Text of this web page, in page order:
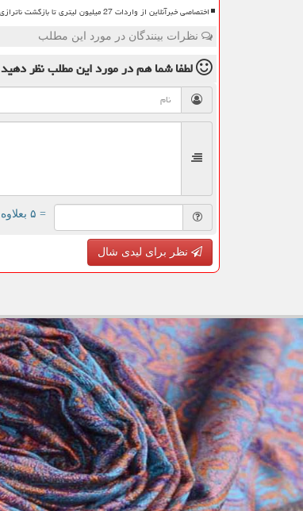
اختصاصی خبرآنلاین از واردات 27 میلیون لیتری تا بازگشت ناترازی
نظرات بینندگان در مورد این مطلب
لطفا شما همدر مورد این مطلبنظر دهید
= ۵ بعلاوه ۲
نظر برای لیدی شال